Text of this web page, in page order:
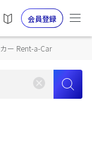
会員登録
ー Rent-a-Car